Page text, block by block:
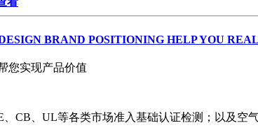
BRAND POSITIONING HELP YOU
您实现产品价值
、CB、UL等各类市场准入基础认证检测；以及